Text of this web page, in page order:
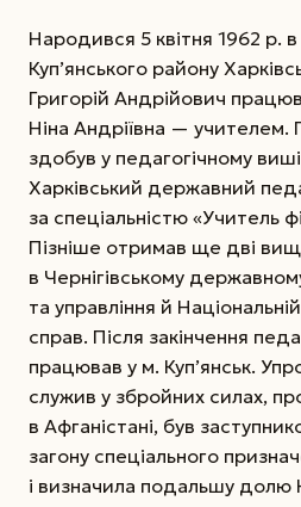
Народився 5 квітня 1962 р.
Куп’янського району
Григорій Андрійович
Ніна Андріївна —
здобув у педагогічному
Харківський державний
за спеціальністю «Учитель
Пізніше отримав ще дві
в Чернігівському
та управління й
справ. Після закінчення
працював у м. Куп’янськ.
служив у збройних силах,
в Афганістані, був
загону спеціального
і визначила подальшу долю